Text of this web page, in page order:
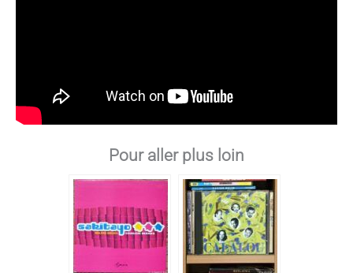
Pour aller plus loin